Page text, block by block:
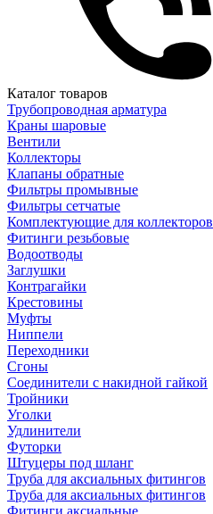
Каталог товаров
Трубопроводная арматура
Краны шаровые
Вентили
Коллекторы
Клапаны обратные
Фильтры промывные
Фильтры сетчатые
Комплектующие для коллекторов
Фитинги резьбовые
Водоотводы
Заглушки
Контрагайки
Крестовины
Муфты
Ниппели
Переходники
Сгоны
Соединители с накидной гайкой
Тройники
Уголки
Удлинители
Футорки
Штуцеры под шланг
Труба для аксиальных фитингов
Труба для аксиальных фитингов
Фитинги аксиальные